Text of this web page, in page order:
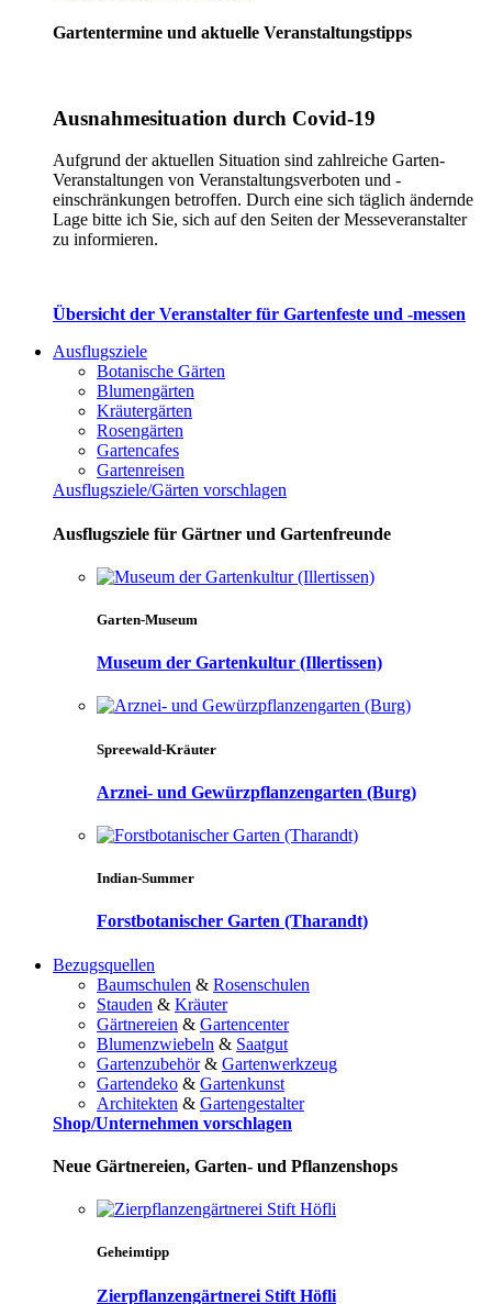
Gartentermine und aktuelle Veranstaltungstipps
Ausnahmesituation durch Covid-19
Aufgrund der aktuellen Situation sind zahlreiche Garten-
Veranstaltungen von Veranstaltungsverboten und -
einschränkungen betroffen. Durch eine sich täglich ändernde
Lage bitte ich Sie, sich auf den Seiten der Messeveranstalter
zu informieren.
Übersicht der Veranstalter für Gartenfeste und -messen
Ausflugsziele
Botanische Gärten
Blumengärten
Kräutergärten
Rosengärten
Gartencafes
Gartenreisen
Ausflugsziele/Gärten vorschlagen
Ausflugsziele für Gärtner und Gartenfreunde
Garten-Museum
Museum der Gartenkultur (Illertissen)
Spreewald-Kräuter
Arznei- und Gewürzpflanzengarten (Burg)
Indian-Summer
Forstbotanischer Garten (Tharandt)
Bezugsquellen
Baumschulen & Rosenschulen
Stauden & Kräuter
Gärtnereien & Gartencenter
Blumenzwiebeln & Saatgut
Gartenzubehör& Gartenwerkzeug
Gartendeko & Gartenkunst
Architekten & Gartengestalter
Shop/Unternehmen vorschlagen
Neue Gärtnereien, Garten- und Pflanzenshops
Geheimtipp
Zierpflanzengärtnerei Stift Höfli